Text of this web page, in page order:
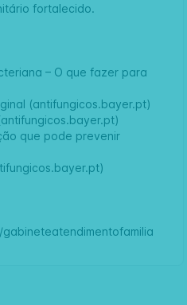
fortalecido.
– O que fazer para
(antifungicos.bayer.pt)
que pode prevenir